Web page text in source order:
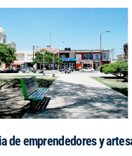
de emprendedores y